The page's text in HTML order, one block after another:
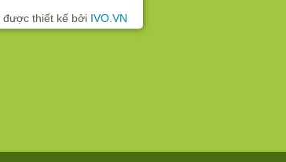
được thiết kế bởi IVO.VN